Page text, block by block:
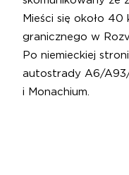
Mieści się około
granicznego w
Po niemieckiej
autostrady A6/
i Monachium.